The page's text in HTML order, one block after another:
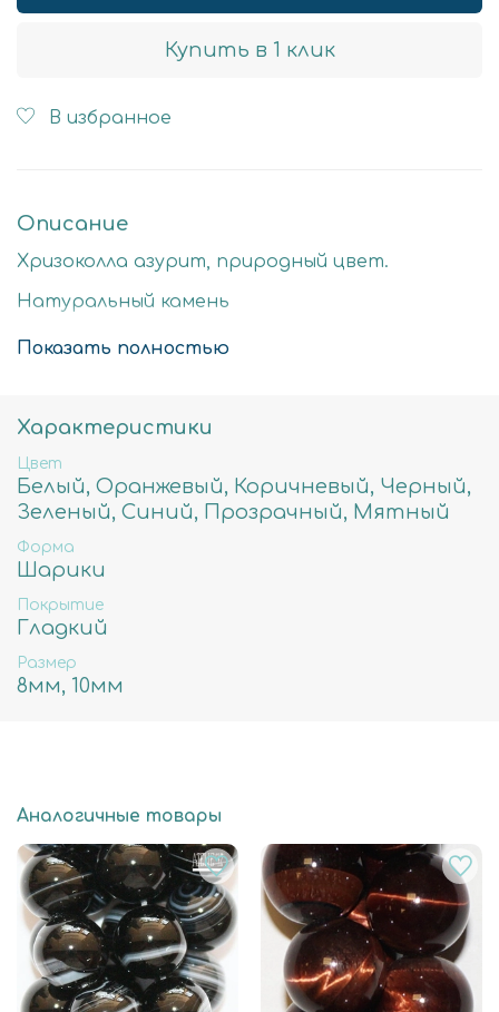
Купить в 1 клик
В избранное
Описание
Хризоколла азурит, природный цвет.
Натуральный камень
Стоимость за нить 40см
10мм - примерное количество бусин в нити
37шт, вес 55гр, отверстие примерно 1мм
Показать полностью
Характеристики
Цвет
Белый, Оранжевый, Коричневый, Черный,
Зеленый, Синий, Прозрачный, Мятный
Форма
Шарики
Покрытие
Гладкий
Размер
8мм, 10мм
Аналогичные товары